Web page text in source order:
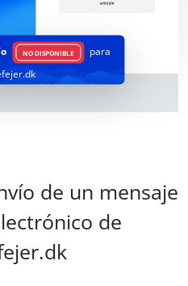
NO DISPONIBLE
para
de un mensaje
de